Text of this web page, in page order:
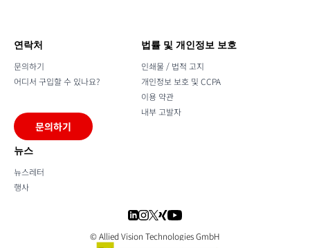
연락처
문의하기
어디서 구입할 수 있나요?
문의하기
법률 및 개인정보 보호
인쇄물 / 법적 고지
개인정보 보호 및 CCPA
이용 약관
내부 고발자
뉴스
뉴스레터
행사
© Allied Vision Technologies GmbH